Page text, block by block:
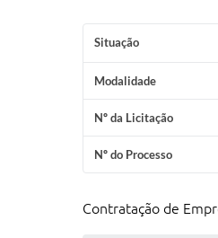
Situação
Modalidade
Nº da Licitação
Nº do Processo
Contratação de